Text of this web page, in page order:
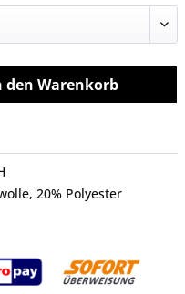
den Warenkorb
20% Polyester